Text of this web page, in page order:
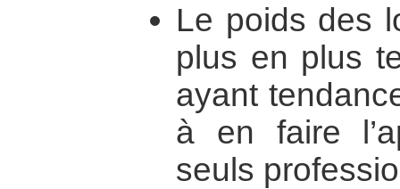
Le poids des
plus en plus
ayant
à en faire
seuls